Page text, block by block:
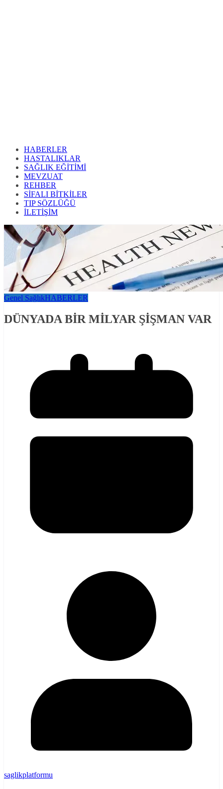
HABERLER
HASTALIKLAR
SAĞLIK EĞİTİMİ
MEVZUAT
REHBER
SİFALI BİTKİLER
TIP SÖZLÜĞÜ
İLETİŞİM
Genel SağlıkHABERLER
DÜNYADA BİR MİLYAR ŞİŞMAN VAR
saglikplatformu